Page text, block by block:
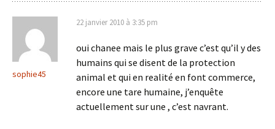
sophie45
22 janvier 2010 à 3:35 pm
oui chanee mais le plus grave c’est qu’il y des
humains qui se disent de la protection
animal et qui en realité en font commerce,
encore une tare humaine, j’enquête
actuellement sur une , c’est navrant.